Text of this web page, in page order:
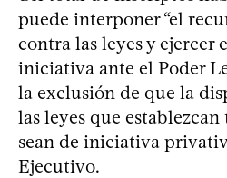
puede interponer “el
contra las leyes y ejercer
iniciativa ante el Poder
la exclusión de que la
las leyes que
sean de iniciativa
Ejecutivo.